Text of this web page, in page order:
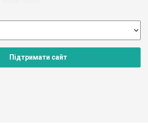
Підтримати сайт